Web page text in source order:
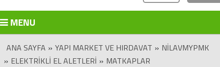
MENU
ANA SAYFA » YAPI MARKET VE HIRDAVAT » NILAVMYPMK
» ELEKTRIKLI EL ALETLERI » MATKAPLAR